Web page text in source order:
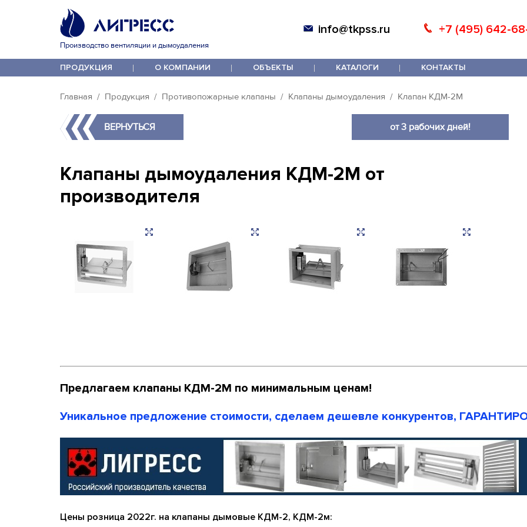
Производство вентиляции и дымоудаления
info@tkpss.ru +7 (495) 642-
ПРОДУКЦИЯ О КОМПАНИИ ОБЪЕКТЫ КАТАЛОГИ КОНТАКТЫ
Главная Продукция Противопожарные клапаны Клапаны дымоудаления Клапан КДМ-2М
ВЕРНУТЬСЯ от 3 рабочих дней!
Клапаны дымоудаления КДМ-2М от
производителя
Предлагаем клапаны КДМ-2М по минимальным ценам!
Уникальное предложение стоимости, сделаем дешевле конкурентов,
Цены розница 2022г. на клапаны дымовые КДМ-2, КДМ-2м: